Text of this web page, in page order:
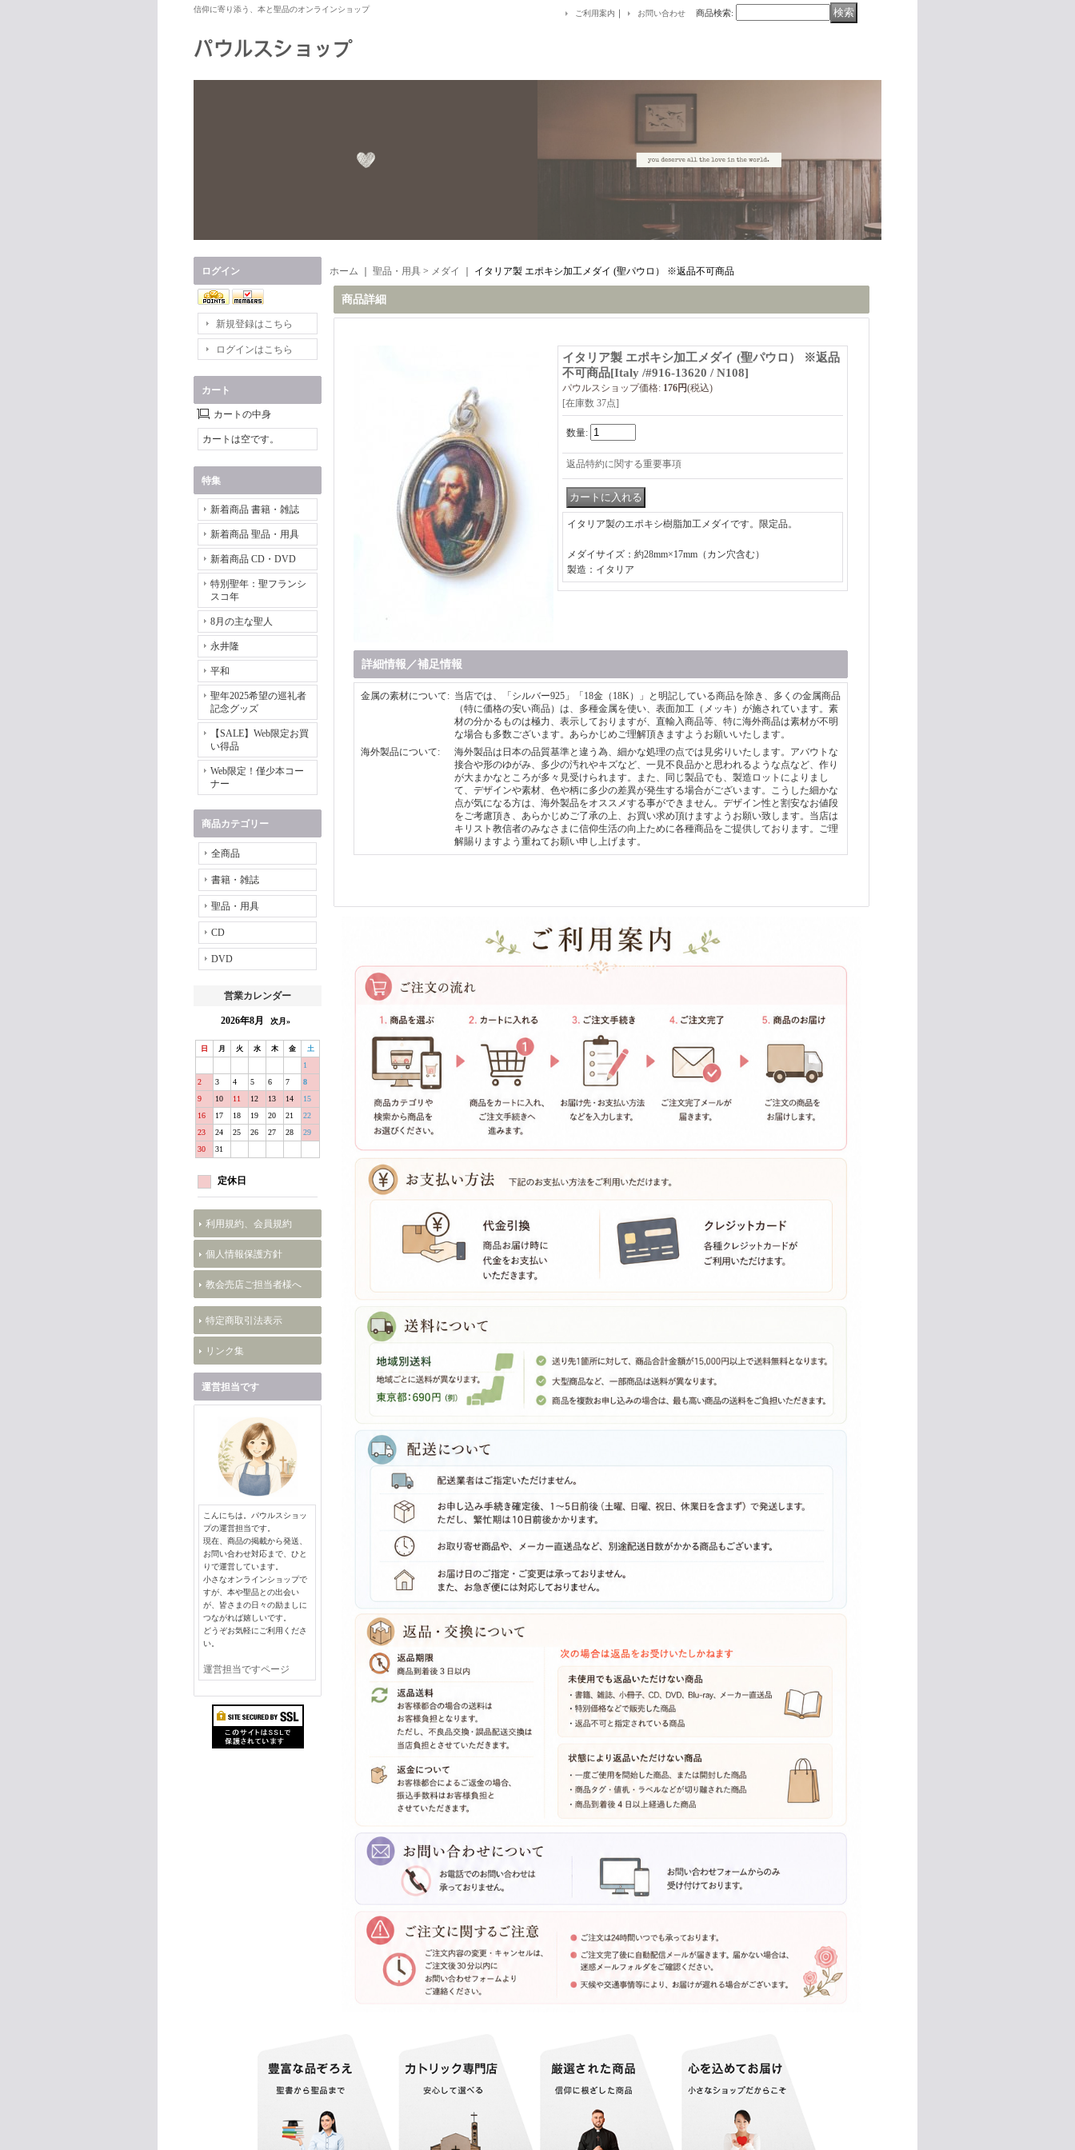
信仰に寄り添う、本と聖品のオンラインショップ ご利用案内 ｜ お問い合わせ 商品検索:
ログイン
新規登録はこちら
ログインはこちら
カート
カートの中身
カートは空です。
特集
新着商品 書籍・雑誌
新着商品 聖品・用具
新着商品 CD・DVD
特別聖年：聖フランシ
スコ年
8月の主な聖人
永井隆
平和
聖年2025希望の巡礼者
記念グッズ
【SALE】Web限定お買
い得品
Web限定！僅少本コー
ナー
商品カテゴリー
全商品
書籍・雑誌
聖品・用具
CD
DVD
営業カレンダー
2026年8月 次月»
日 月 火 水 木 金 土
1
2
3 4 5 6 7
8
9
10 11 12 13 14
15
16
17 18 19 20 21
22
23
24 25 26 27 28
29
30
31
定休日
利用規約、会員規約
個人情報保護方針
教会売店ご担当者様へ
特定商取引法表示
リンク集
運営担当です
こんにちは。パウルスショッ
プの運営担当です。
現在、商品の掲載から発送、
お問い合わせ対応まで、ひと
りで運営しています。
小さなオンラインショップで
すが、本や聖品との出会い
が、皆さまの日々の励ましに
つながれば嬉しいです。
どうぞお気軽にご利用くださ
い。
運営担当ですページ
ホーム 聖品・用具 > メダイ イタリア製 エポキシ加工メダイ (聖パウロ） ※返品不可商品
商品詳細
イタリア製 エポキシ加工メダイ (聖パウロ） ※返品
不可商品[Italy /#916-13620 / N108]
パウルスショップ価格: 176円(税込)
[在庫数 37点]
数量:
返品特約に関する重要事項
イタリア製のエポキシ樹脂加工メダイです。限定品。
メダイサイズ：約28mm×17mm（カン穴含む）
製造：イタリア
詳細情報／補足情報
金属の素材について: 当店では、「シルバー925」「18金（18K）」と明記している商品を除き、多くの金属商品
（特に価格の安い商品）は、多種金属を使い、表面加工（メッキ）が施されています。素
材の分かるものは極力、表示しておりますが、直輸入商品等、特に海外商品は素材が不明
な場合も多数ございます。あらかじめご理解頂きますようお願いいたします。
海外製品について:
海外製品は日本の品質基準と違う為、細かな処理の点では見劣りいたします。アバウトな
接合や形のゆがみ、多少の汚れやキズなど、一見不良品かと思われるような点など、作り
が大まかなところが多々見受けられます。また、同じ製品でも、製造ロットによりまし
て、デザインや素材、色や柄に多少の差異が発生する場合がございます。こうした細かな
点が気になる方は、海外製品をオススメする事ができません。デザイン性と割安なお値段
をご考慮頂き、あらかじめご了承の上、お買い求め頂けますようお願い致します。当店は
キリスト教信者のみなさまに信仰生活の向上ために各種商品をご提供しております。ご理
解賜りますよう重ねてお願い申し上げます。